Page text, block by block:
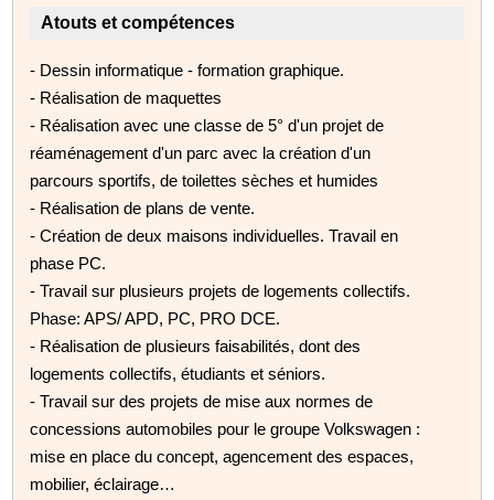
Atouts et compétences
- Dessin informatique - formation graphique.
- Réalisation de maquettes
- Réalisation avec une classe de 5° d'un projet de
réaménagement d'un parc avec la création d'un
parcours sportifs, de toilettes sèches et humides
- Réalisation de plans de vente.
- Création de deux maisons individuelles. Travail en
phase PC.
- Travail sur plusieurs projets de logements collectifs.
Phase: APS/ APD, PC, PRO DCE.
- Réalisation de plusieurs faisabilités, dont des
logements collectifs, étudiants et séniors.
- Travail sur des projets de mise aux normes de
concessions automobiles pour le groupe Volkswagen :
mise en place du concept, agencement des espaces,
mobilier, éclairage…